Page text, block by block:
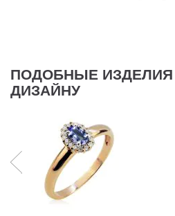
ПОДОБНЫЕ
ДИЗАЙНУ